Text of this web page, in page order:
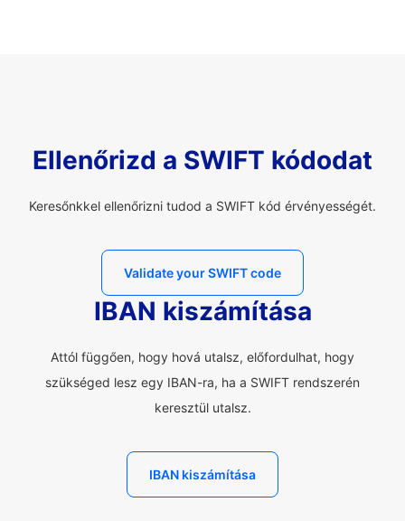
Ellenőrizd a SWIFT kódodat
Keresőnkkel ellenőrizni tudod a SWIFT kód érvényességét.
Validate your SWIFT code
IBAN kiszámítása
Attól függően, hogy hová utalsz, előfordulhat, hogy
szükséged lesz egy IBAN-ra, ha a SWIFT rendszerén
keresztül utalsz.
IBAN kiszámítása